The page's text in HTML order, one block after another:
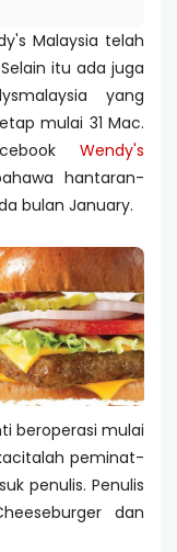
Malaysia telah
itu ada juga
yang
mulai 31 Mac.
Wendy's
hantaran-
bulan January.
beroperasi mulai
peminat-
penulis. Penulis
dan